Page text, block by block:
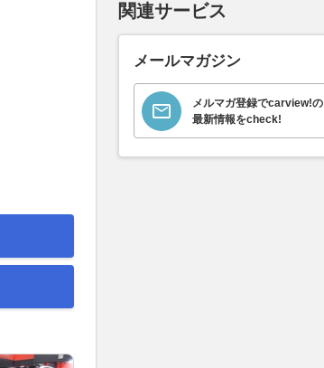
関連サービス
メールマガジン
メルマガ登録でcarview!の
最新情報をcheck!